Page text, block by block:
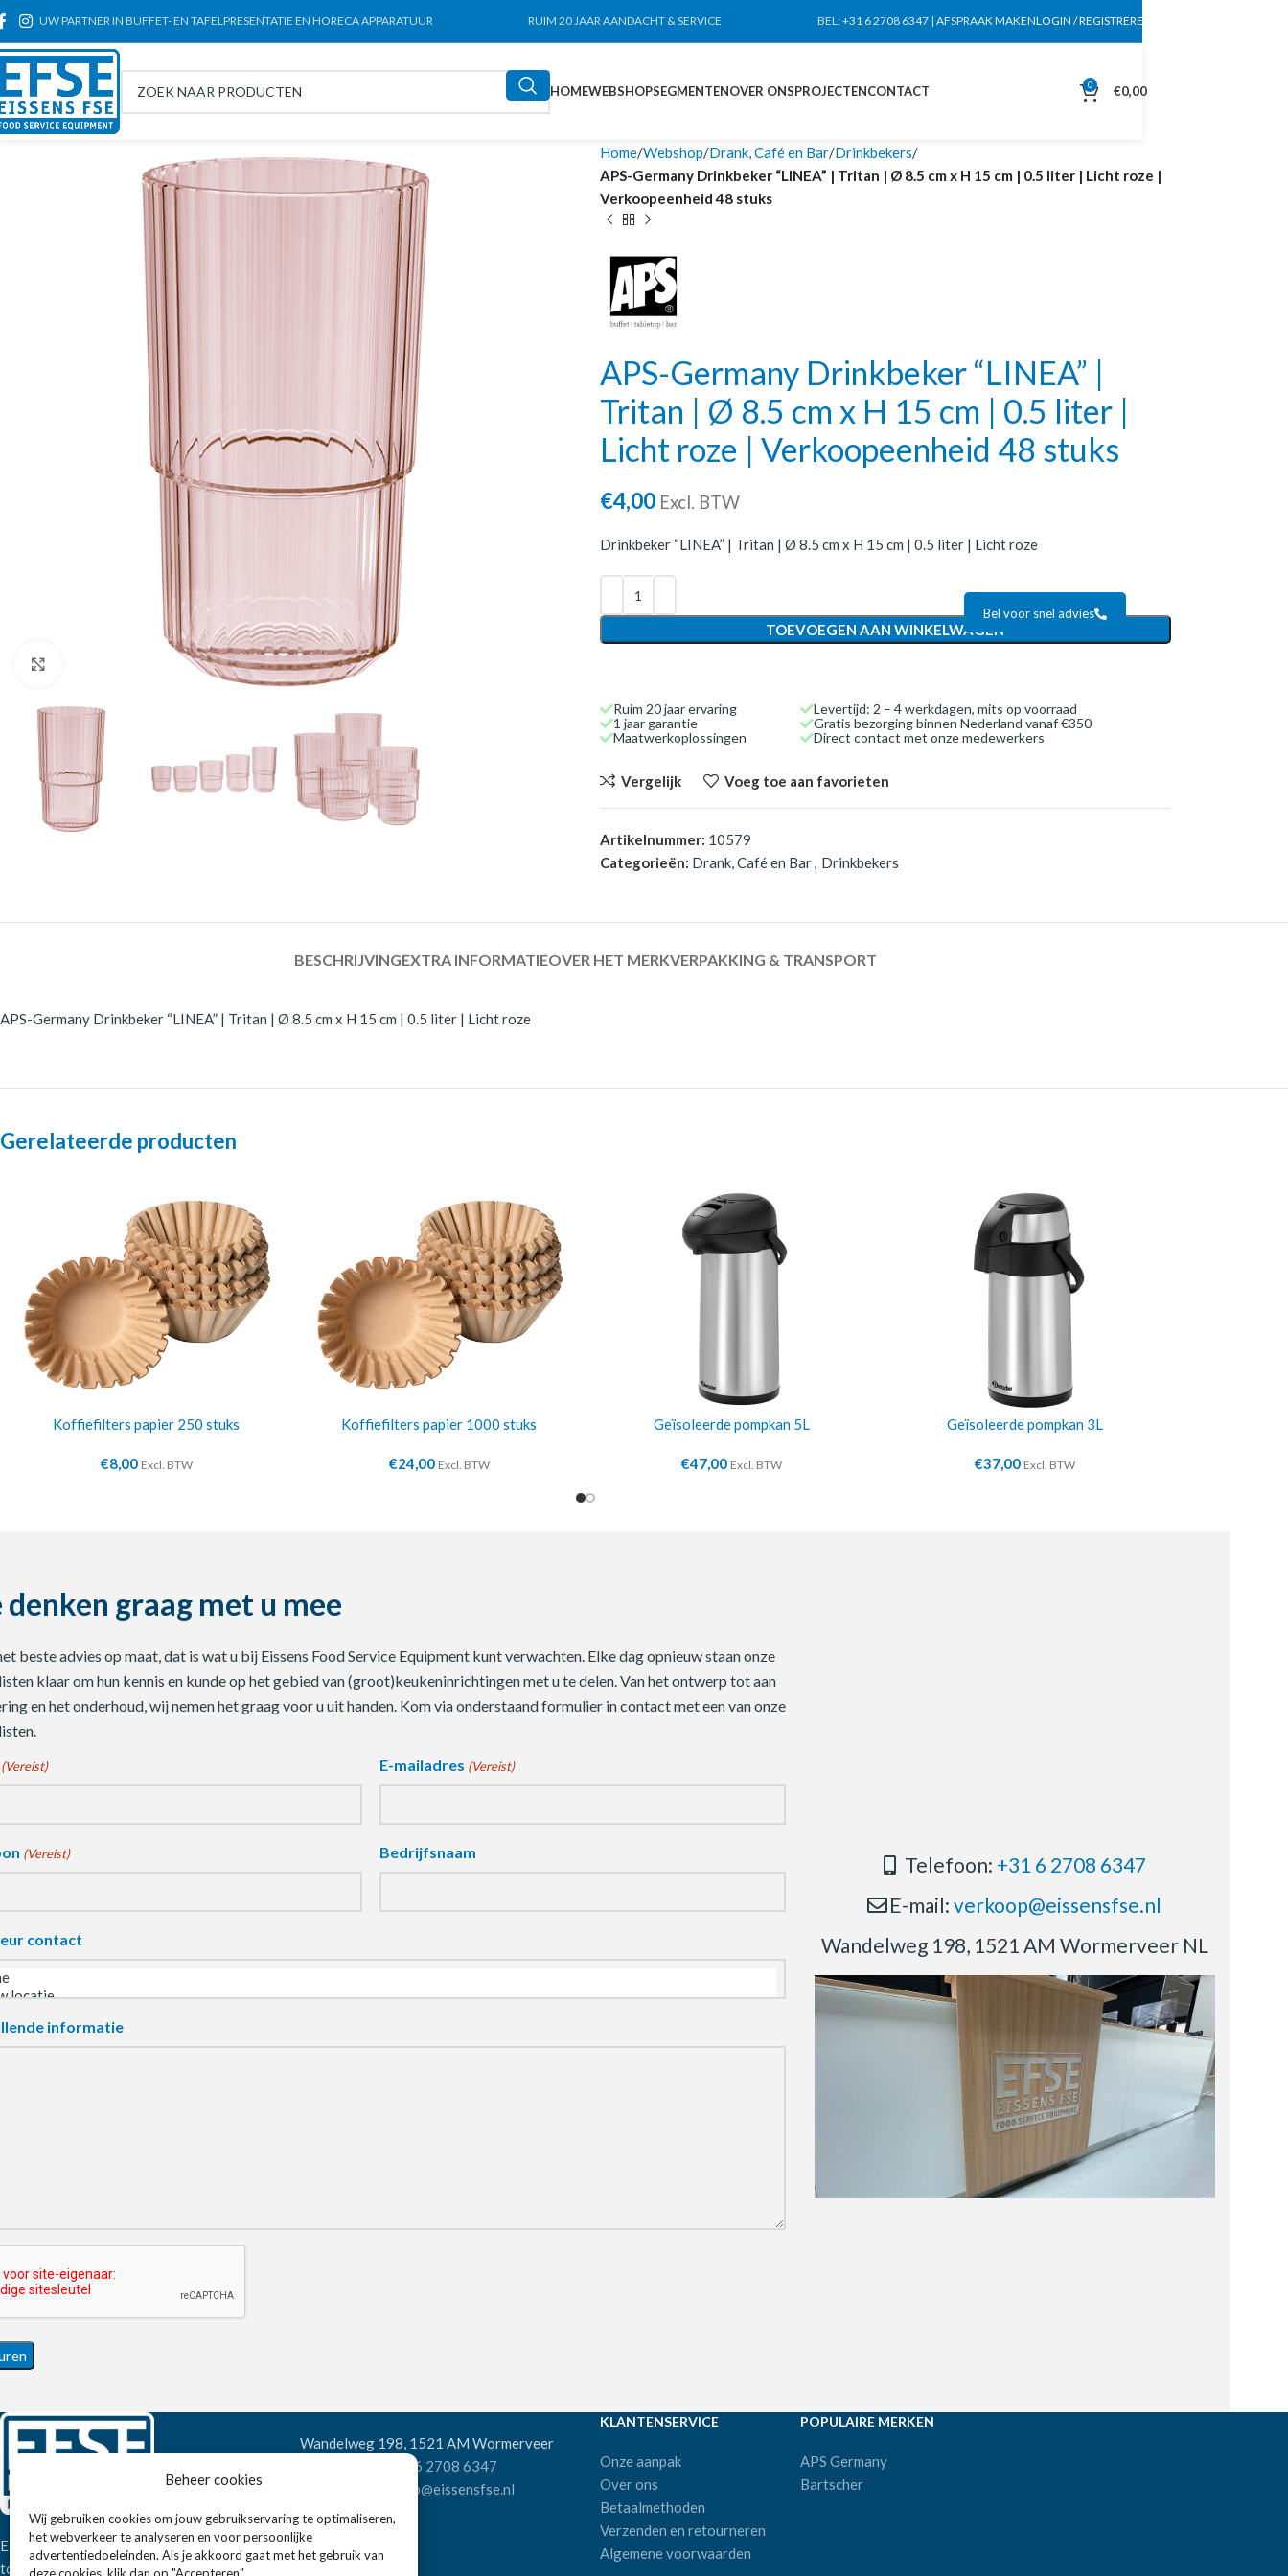
Beheer cookies
Wij gebruiken cookies om jouw gebruikservaring te optimaliseren,
het webverkeer te analyseren en voor persoonlijke
advertentiedoeleinden. Als je akkoord gaat met het gebruik van
UW PARTNER IN BUFFET- EN TAFELPRESENTATIE EN HORECA APPARATUUR RUIM 20 JAAR AANDACHT & SERVICE BEL:+31 6 2708 6347 | AFSPRAAK MAKENLOGIN / REGISTREREN
HOMEWEBSHOPSEGMENTENOVER ONSPROJECTENCONTACT 0 €0,00
Home Webshop Drank, Café en Bar Drinkbekers
APS-Germany Drinkbeker “LINEA” | Tritan | Ø 8.5 cm x H 15 cm | 0.5 liter | Licht roze |
Verkoopeenheid 48 stuks
APS-Germany Drinkbeker “LINEA” |
Tritan | Ø 8.5 cm x H 15 cm | 0.5 liter |
Licht roze | Verkoopeenheid 48 stuks
€4,00 Excl. BTW
Drinkbeker “LINEA” | Tritan | Ø 8.5 cm x H 15 cm | 0.5 liter | Licht roze
TOEVOEGEN AAN WINKELWAGEN
Bel voor snel advies
Ruim 20 jaar ervaring
1 jaar garantie
Maatwerkoplossingen
Levertijd: 2 – 4 werkdagen, mits op voorraad
Gratis bezorging binnen Nederland vanaf €350
Direct contact met onze medewerkers
Vergelijk Voeg toe aan favorieten
Artikelnummer: 10579
Categorieën: Drank, Café en Bar, Drinkbekers
BESCHRIJVINGEXTRA INFORMATIEOVER HET MERKVERPAKKING & TRANSPORT
APS-Germany Drinkbeker “LINEA” | Tritan | Ø 8.5 cm x H 15 cm | 0.5 liter | Licht roze
Gerelateerde producten
Koffiefilters papier 250 stuks
€8,00 Excl. BTW
Koffiefilters papier 1000 stuks
€24,00 Excl. BTW
Geïsoleerde pompkan 5L
€47,00 Excl. BTW
Geïsoleerde pompkan 3L
€37,00 Excl. BTW
denken graag met u mee
beste advies op maat, dat is wat u bij Eissens Food Service Equipment kunt verwachten. Elke dag opnieuw staan onze
klaar om hun kennis en kunde op het gebied van (groot)keukeninrichtingen met u te delen. Van het ontwerp tot aan
en het onderhoud, wij nemen het graag voor u uit handen. Kom via onderstaand formulier in contact met een van onze
(Vereist) E-mailadres (Vereist)
(Vereist) Bedrijfsnaam
contact
informatie
Telefoon: +31 6 2708 6347
E-mail:verkoop@eissensfse.nl
Wandelweg 198, 1521 AM Wormerveer NL
Eissens FSE is een horeca
totaalleverancier. U vindt bij ons niet
Wandelweg 198, 1521 AM Wormerveer
+31 6 2708 6347
verkoop@eissensfse.nl
KLANTENSERVICE
Onze aanpak
Over ons
Betaalmethoden
Verzenden en retourneren
Algemene voorwaarden
POPULAIRE MERKEN
APS Germany
Bartscher